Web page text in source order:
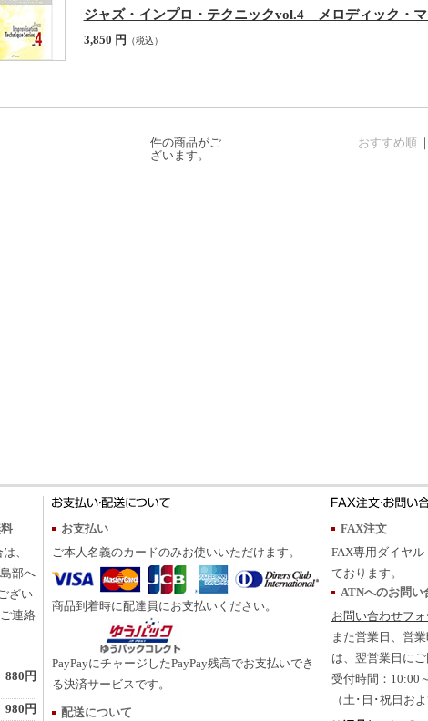
ジャズ・インプロ・テクニックvol.4 メロディック・
3,850 円 （税込）
件の商品がご
ざいます。
おすすめ順
、
部へ
ざい
連絡
880円
980円
お支払い
ご本人名義のカードのみお使いいただけます。
商品到着時に配達員にお支払いください。
PayPayにチャージしたPayPay残高でお支払いでき
る決済サービスです。
配送について
FAX注文
FAX専用ダイヤル
ております。
ATNへのお問い
お問い合わせフォ
また営業日、営
は、翌営業日にご
受付時間：10:00
（土･日･祝日お